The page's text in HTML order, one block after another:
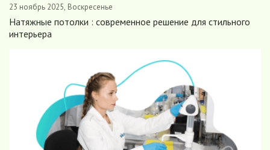
23 ноябрь 2025, Воскресенье
Натяжные потолки : современное решение для стильного
интерьера